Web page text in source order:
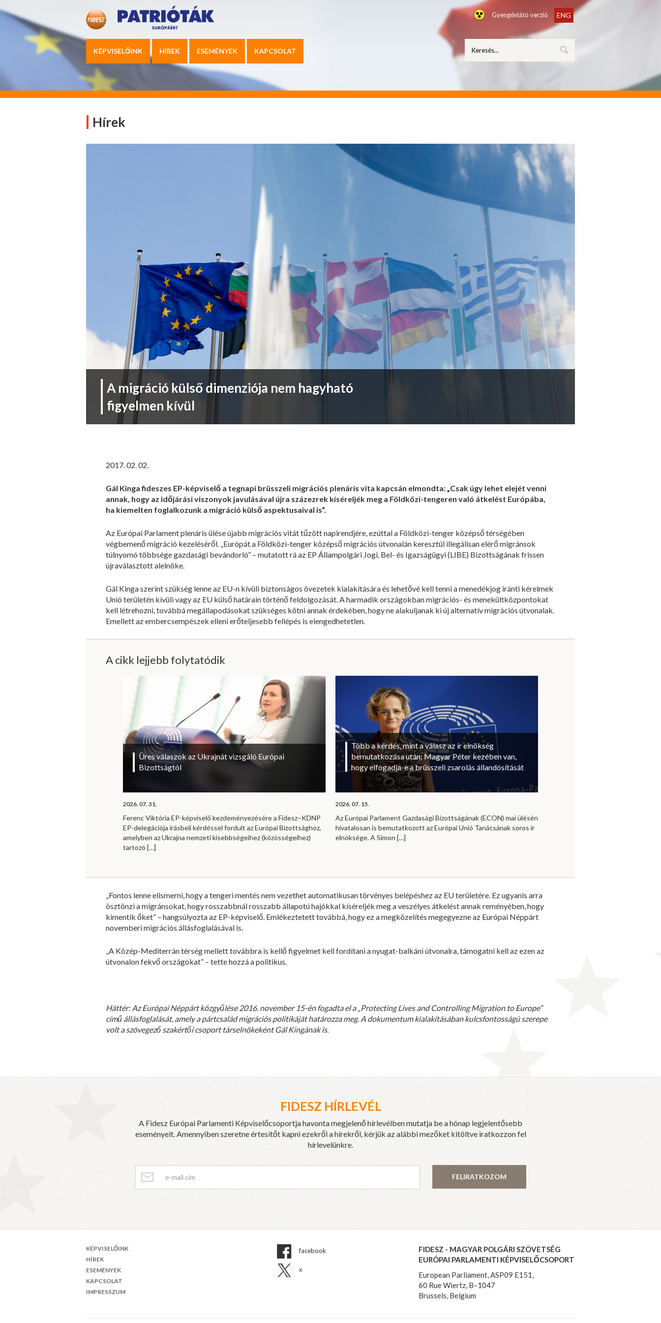
Gyengénlátó verzió ENG
KÉPVISELŐINK HÍREK ESEMÉNYEK KAPCSOLAT
Hírek
A migráció külső dimenziója nem hagyható
figyelmen kívül
2017. 02. 02.
Gál Kinga fideszes EP-képviselő a tegnapi brüsszeli migrációs plenáris vita kapcsán elmondta: „Csak úgy lehet elejét venni
annak, hogy az időjárási viszonyok javulásával újra százezrek kíséreljék meg a Földközi-tengeren való átkelést Európába,
ha kiemelten foglalkozunk a migráció külső aspektusaival is”.
Az Európai Parlament plenáris ülése újabb migrációs vitát tűzött napirendjére, ezúttal a Földközi-tenger középső térségében
végbemenő migráció kezeléséről. „Európát a Földközi-tenger középső migrációs útvonalán keresztül illegálisan elérő migránsok
túlnyomó többsége gazdasági bevándorló” – mutatott rá az EP Állampolgári Jogi, Bel- és Igazságügyi (LIBE) Bizottságának frissen
újraválasztott alelnöke.
Gál Kinga szerint szükség lenne az EU-n kívüli biztonságos övezetek kialakítására és lehetővé kell tenni a menedékjog iránti kérelmek
Unió területén kívüli vagy az EU külső határain történő feldolgozását. A harmadik országokban migrációs- és menekültközpontokat
kell létrehozni, továbbá megállapodásokat szükséges kötni annak érdekében, hogy ne alakuljanak ki új alternatív migrációs útvonalak.
Emellett az embercsempészek elleni erőteljesebb fellépés is elengedhetetlen.
A cikk lejjebb folytatódik
Üres válaszok az Ukrajnát vizsgáló Európai
Bizottságtól
2026. 07. 31.
Ferenc Viktória EP-képviselő kezdeményezésére a Fidesz–KDNP
EP-delegációja írásbeli kérdéssel fordult az Európai Bizottsághoz,
amelyben az Ukrajna nemzeti kisebbségeihez (közösségeihez)
tartozó […]
Több a kérdés, mint a válasz az ír elnökség
bemutatkozása után: Magyar Péter kezében van,
hogy elfogadja-e a brüsszeli zsarolás állandósítását
2026. 07. 15.
Az Európai Parlament Gazdasági Bizottságának (ECON) mai ülésén
hivatalosan is bemutatkozott az Európai Unió Tanácsának soros ír
elnöksége. A Simon […]
„Fontos lenne elismerni, hogy a tengeri mentés nem vezethet automatikusan törvényes belépéshez az EU területére. Ez ugyanis arra
ösztönzi a migránsokat, hogy rosszabbnál rosszabb állapotú hajókkal kíséreljék meg a veszélyes átkelést annak reményében, hogy
kimentik őket” – hangsúlyozta az EP-képviselő. Emlékeztetett továbbá, hogy ez a megközelítés megegyezne az Európai Néppárt
novemberi migrációs állásfoglalásával is.
„A Közép-Mediterrán térség mellett továbbra is kellő figyelmet kell fordítani a nyugat-balkáni útvonalra, támogatni kell az ezen az
útvonalon fekvő országokat” – tette hozzá a politikus.
Háttér: Az Európai Néppárt közgyűlése 2016. november 15-én fogadta el a „Protecting Lives and Controlling Migration to Europe”
című állásfoglalását, amely a pártcsalád migrációs politikáját határozza meg. A dokumentum kialakításában kulcsfontosságú szerepe
volt a szövegező szakértői csoport társelnökeként Gál Kingának is.
FIDESZ HÍRLEVÉL
A Fidesz Európai Parlamenti Képviselőcsoportja havonta megjelenő hírlevélben mutatja be a hónap legjelentősebb
eseményeit. Amennyiben szeretne értesítőt kapni ezekről a hírekről, kérjük az alábbi mezőket kitöltve iratkozzon fel
hírlevelünkre.
FELIRATKOZOM
KÉPVISELŐINK
HÍREK
ESEMÉNYEK
KAPCSOLAT
IMPRESSZUM
facebook
x
FIDESZ - MAGYAR POLGÁRI SZÖVETSÉG
EURÓPAI PARLAMENTI KÉPVISELŐCSOPORT
European Parliament, ASP09 E151,
60 Rue Wiertz, B–1047
Brussels, Belgium